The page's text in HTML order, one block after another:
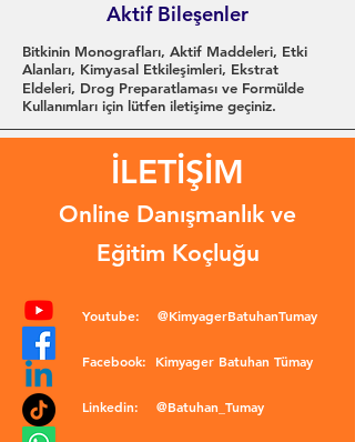
Aktif Bileşenler
Bitkinin Monografları, Aktif Maddeleri, Etki
Alanları, Kimyasal Etkileşimleri, Ekstrat
Eldeleri, Drog Preparatlaması ve Formülde
Kullanımları için lütfen iletişime geçiniz.
İLETİŞİM
Online Danışmanlık ve
Eğitim Koçluğu
Youtube: @KimyagerBatuhanTumay
Facebook: Kimyager Batuhan Tümay
Linkedin: @Batuhan_Tumay